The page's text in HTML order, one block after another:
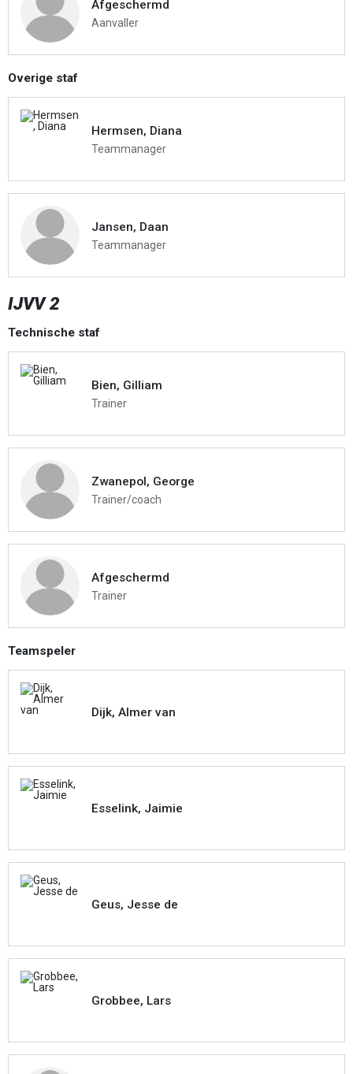
Afgeschermd
Aanvaller
Overige staf
Hermsen, Diana
Teammanager
Jansen, Daan
Teammanager
IJVV 2
Technische staf
Bien, Gilliam
Trainer
Zwanepol, George
Trainer/coach
Afgeschermd
Trainer
Teamspeler
Dijk, Almer van
Esselink, Jaimie
Geus, Jesse de
Grobbee, Lars